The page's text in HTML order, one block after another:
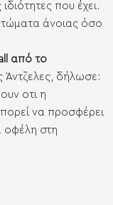
που έχει.
άνοιας όσο
από το
Άντζελες, δήλωσε:
οτι η
να προσφέρει
οφέλη στη